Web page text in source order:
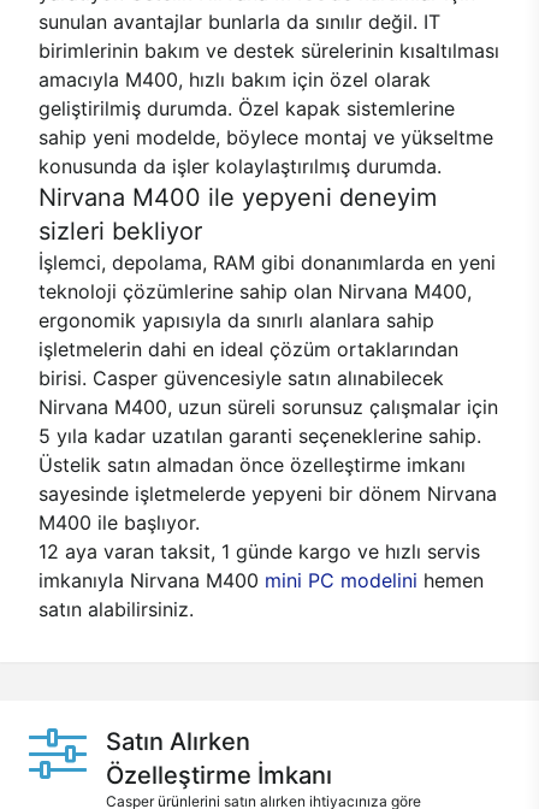
sunulan avantajlar bunlarla da sınılır değil. IT
birimlerinin bakım ve destek sürelerinin kısaltılması
amacıyla M400, hızlı bakım için özel olarak
geliştirilmiş durumda. Özel kapak sistemlerine
sahip yeni modelde, böylece montaj ve yükseltme
konusunda da işler kolaylaştırılmış durumda.
Nirvana M400 ile yepyeni deneyim
sizleri bekliyor
İşlemci, depolama, RAM gibi donanımlarda en yeni
teknoloji çözümlerine sahip olan Nirvana M400,
ergonomik yapısıyla da sınırlı alanlara sahip
işletmelerin dahi en ideal çözüm ortaklarından
birisi. Casper güvencesiyle satın alınabilecek
Nirvana M400, uzun süreli sorunsuz çalışmalar için
5 yıla kadar uzatılan garanti seçeneklerine sahip.
Üstelik satın almadan önce özelleştirme imkanı
sayesinde işletmelerde yepyeni bir dönem Nirvana
M400 ile başlıyor.
12 aya varan taksit, 1 günde kargo ve hızlı servis
imkanıyla Nirvana M400 mini PC modelini hemen
satın alabilirsiniz.
Satın Alırken
Özelleştirme İmkanı
Casper ürünlerini satın alırken ihtiyacınıza göre